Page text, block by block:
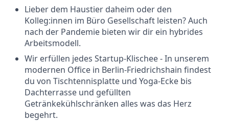
Lieber dem Haustier daheim oder den
Kolleg:innen im Büro Gesellschaft leisten? Auch
nach der Pandemie bieten wir dir ein hybrides
Arbeitsmodell.
Wir erfüllen jedes Startup-Klischee - In unserem
modernen Office in Berlin-Friedrichshain findest
du von Tischtennisplatte und Yoga-Ecke bis
Dachterrasse und gefüllten
Getränkekühlschränken alles was das Herz
begehrt.